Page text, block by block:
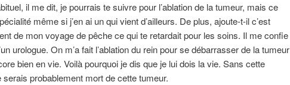
il me dit, je pourrais te suivre pour l’ablation de la tumeur, mais ce
même si j’en ai un qui vient d’ailleurs. De plus, ajoute-t-il c’est
de mon voyage de pêche ce qui te retardait pour les soins. Il me confie
urologue. On m’a fait l’ablation du rein pour se débarrasser de la tumeur
bien en vie. Voilà pourquoi je dis que je lui dois la vie. Sans cette
serais probablement mort de cette tumeur.